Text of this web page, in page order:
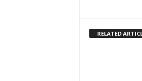
RELATED